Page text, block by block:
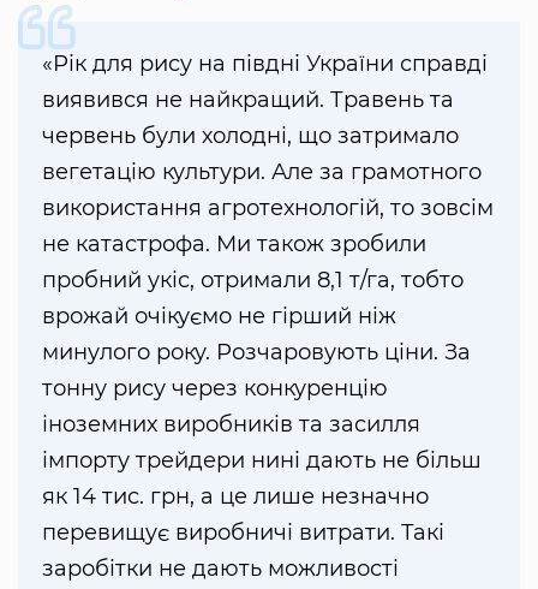
«Рік для рису на півдні України справді
виявився не найкращий. Травень та
червень були холодні, що затримало
вегетацію культури. Але за грамотного
використання агротехнологій, то зовсім
не катастрофа. Ми також зробили
пробний укіс, отримали 8,1 т/га, тобто
врожай очікуємо не гірший ніж
минулого року. Розчаровують ціни. За
тонну рису через конкуренцію
іноземних виробників та засилля
імпорту трейдери нині дають не більш
як 14 тис. грн, а це лише незначно
перевищує виробничі витрати. Такі
заробітки не дають можливості